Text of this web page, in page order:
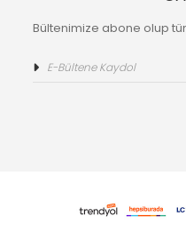
Bültenimize abone olup